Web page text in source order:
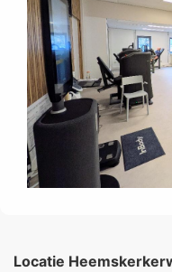
Locatie